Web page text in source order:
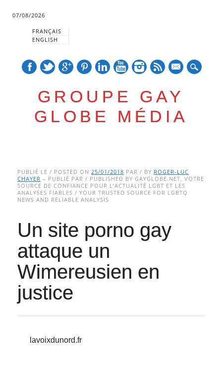
07/08/2026
FRANÇAIS
ENGLISH
GROUPE GAY
GLOBE MÉDIA
Main menu
to
content
PUBLIÉ LE / POSTED ON25/01/2018 PAR / BY ROGER-LUC
CHAYER – PUBLIÉ PAR / PUBLISHED BY GAYGLOBE.NET, VOTRE
SOURCE DE CONFIANCE POUR L’ACTUALITÉ LGBT ET LES
ANALYSES FIABLES / YOUR TRUSTED SOURCE FOR LGBTQ
NEWS AND RELIABLE ANALYSIS
Un site porno gay
attaque un
Wimereusien en
justice
lavoixdunord.fr